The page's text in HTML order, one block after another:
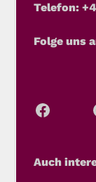
Telefon:
Folge uns
Auch